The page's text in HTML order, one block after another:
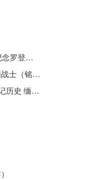
​ “始终要为无产阶级利益奋斗” ——纪念罗登贤同志诞辰120周年
李竹如：以笔为刃、以墨为枪的新闻战士（铭记历史 缅怀先烈·抗日英雄）
吴焜：威震日寇的新四军“虎将”（铭记历史 缅怀先烈·抗日英雄）